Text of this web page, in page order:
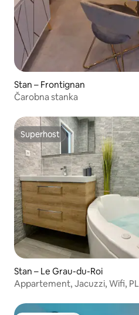
Stan – Frontignan
Čarobna stanka
Superhost
Superhost
Stan – Le Grau-du-Roi
Appartement, Jacuzzi, Wifi,